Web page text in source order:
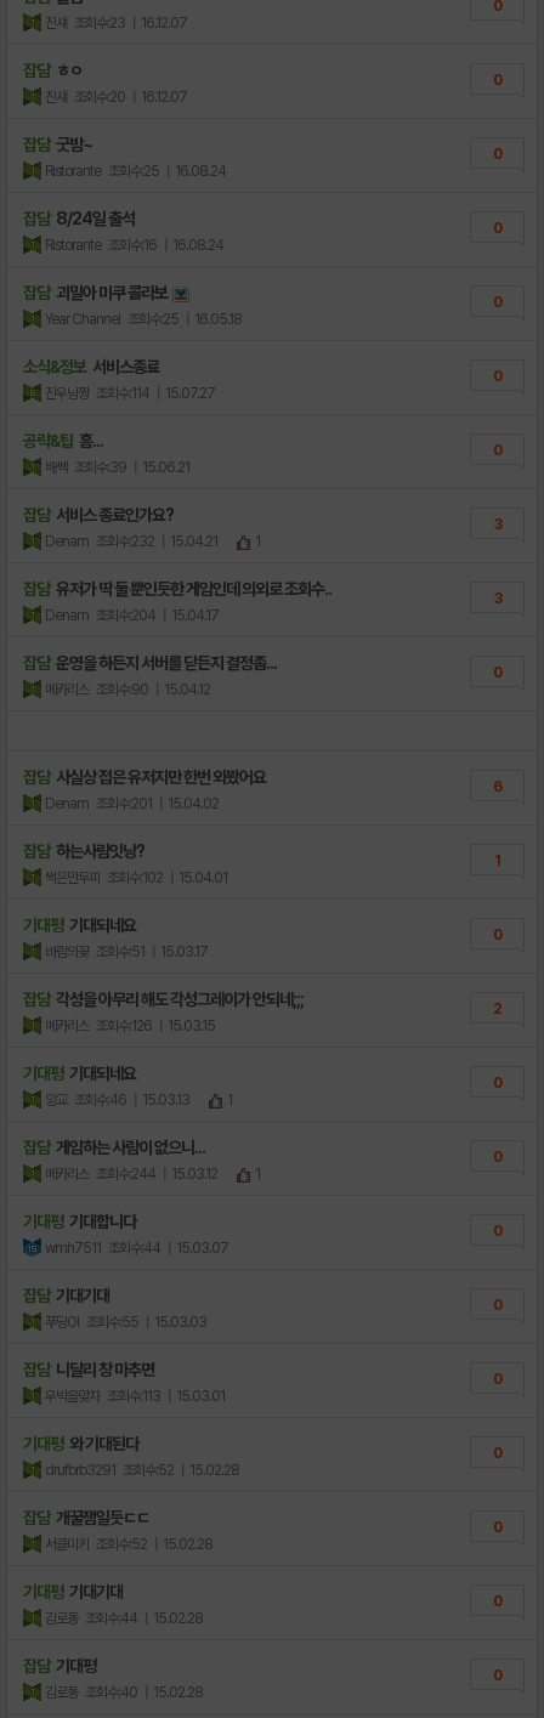
진섀 조회수:23 | 16.12.07
0
잡담 ㅎㅇ
진섀 조회수:20 | 16.12.07
0
잡담 굿밤~
Ristorante 조회수:25 | 16.08.24
0
잡담 8/24일 출석
Ristorante 조회수:16 | 16.08.24
0
잡담 괴밀아 미쿠 콜라보
Year Channel 조회수:25 | 16.05.18
0
소식&정보 서비스종료
진우님짱 조회수:114 | 15.07.27
0
공략&팁 흠...
배쎅 조회수:39 | 15.06.21
0
잡담 서비스 종료인가요?
Denam 조회수:232 | 15.04.21 1
3
잡담 유저가 딱 둘 뿐인듯한 게임인데 의외로 조회수..
Denam 조회수:204 | 15.04.17
3
잡담 운영을 하든지 서버를 닫든지 결정좀...
메카리스 조회수:90 | 15.04.12
0
잡담 사실상 접은 유저지만 한번 와봤어요
Denam 조회수:201 | 15.04.02
6
잡담 하는사람잇낭?
썩은만두피 조회수:102 | 15.04.01
1
기대평 기대되네요
바람의꽂 조회수:51 | 15.03.17
0
잡담 각성을 아무리 해도 각성그레이가 안되네;;;
메카리스 조회수:126 | 15.03.15
2
기대평 기대되네요
앙교 조회수:46 | 15.03.13 1
0
잡담 게임하는 사람이 없으니...
메카리스 조회수:244 | 15.03.12 1
0
기대평 기대합니다
wmh7511 조회수:44 | 15.03.07
0
잡담 기대기대
푸딩OI 조회수:55 | 15.03.03
0
잡담 니달리 창 마추면
우박을맞자 조회수:113 | 15.03.01
0
기대평 와 기대된다
drufbrb3291 조회수:52 | 15.02.28
0
잡담 개꿀잼일듯ㄷㄷ
서클미키 조회수:52 | 15.02.28
0
기대평 기대기대
김로동 조회수:44 | 15.02.28
0
잡담 기대평
김로동 조회수:40 | 15.02.28
0